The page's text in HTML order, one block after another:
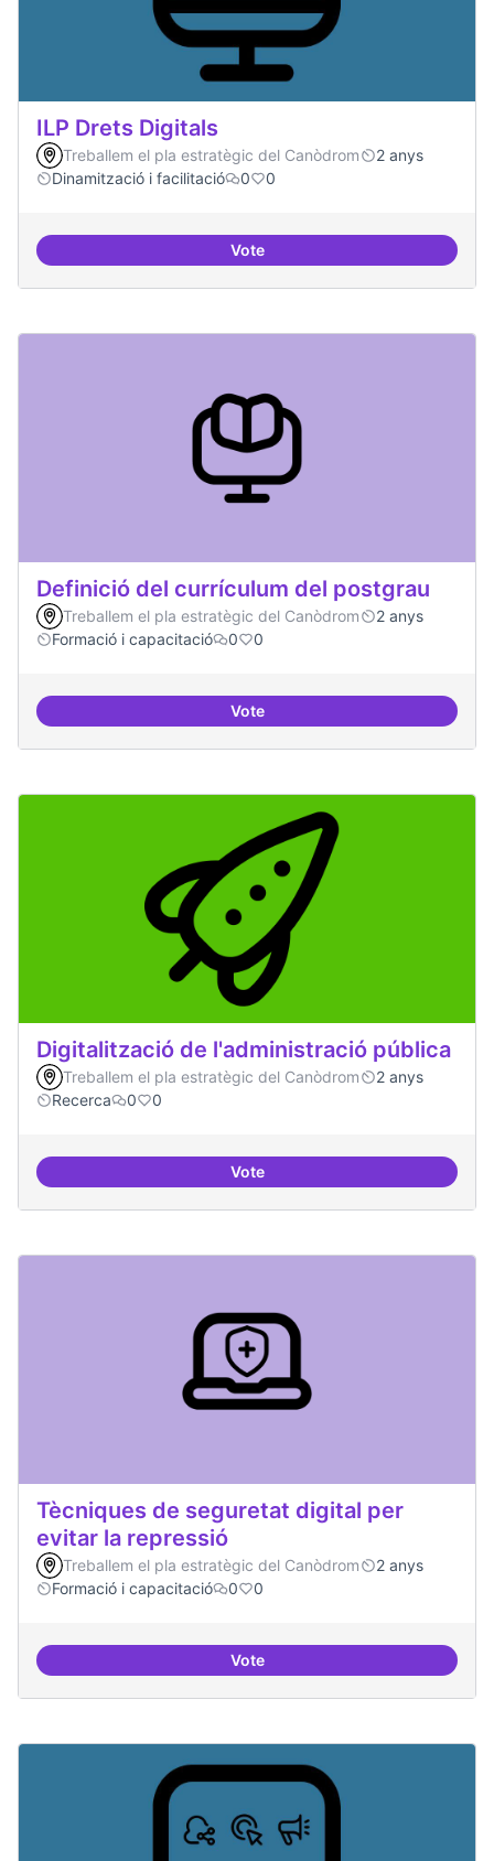
ILP Drets Digitals
Treballem el pla estratègic del Canòdrom
2 anys
Dinamització i facilitació
0 0
VoteILP Drets Digitals
Definició del currículum del postgrau
Treballem el pla estratègic del Canòdrom
2 anys
Formació i capacitació
0 0
VoteDefinició del currículum del
Digitalització de l'administració pública
Treballem el pla estratègic del Canòdrom
2 anys
Recerca
0 0
VoteDigitalització de l'administració
Tècniques de seguretat digital per
evitar la repressió
Treballem el pla estratègic del Canòdrom
2 anys
Formació i capacitació
0 0
VoteTècniques de seguretat digital